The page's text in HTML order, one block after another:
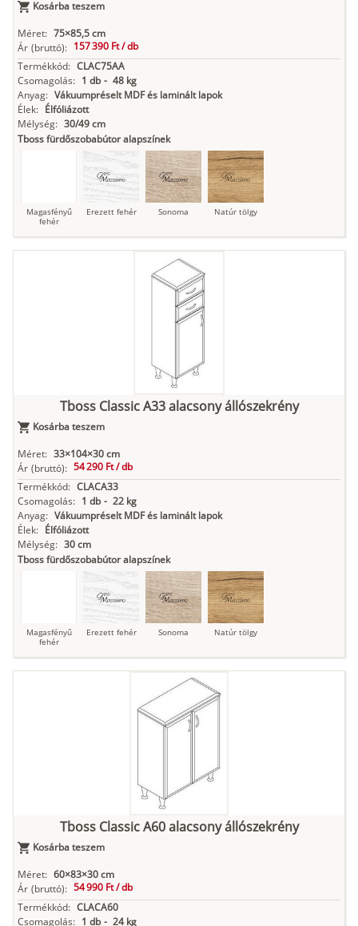
Kosárba teszem
Méret: 75×85,5 cm
Ár (bruttó): 157 390 Ft /db
Termékkód: CLAC75AA
Csomagolás: 1 db - 48 kg
Anyag: Vákuumpréselt MDF és laminált lapok
Élek: Élfóliázott
Mélység: 30/49 cm
Tboss fürdőszobabútor alapszínek
Magasfényű
fehér
Erezett fehér Sonoma Natúr tölgy
Tboss Classic A33 alacsony állószekrény
Kosárba teszem
Méret: 33×104×30 cm
Ár (bruttó): 54 290 Ft /db
Termékkód: CLACA33
Csomagolás: 1 db - 22 kg
Anyag: Vákuumpréselt MDF és laminált lapok
Élek: Élfóliázott
Mélység: 30 cm
Tboss fürdőszobabútor alapszínek
Magasfényű
fehér
Erezett fehér Sonoma Natúr tölgy
Tboss Classic A60 alacsony állószekrény
Kosárba teszem
Méret: 60×83×30 cm
Ár (bruttó): 54 990 Ft /db
Termékkód: CLACA60
Csomagolás: 1 db - 24 kg